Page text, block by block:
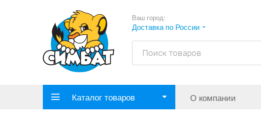
Ваш город:
Доставка по России
Каталог товаров О компании